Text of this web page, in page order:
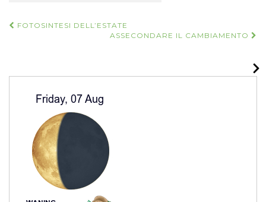
Navigazione
FOTOSINTESI DELL’ESTATE
ASSECONDARE IL CAMBIAMENTO